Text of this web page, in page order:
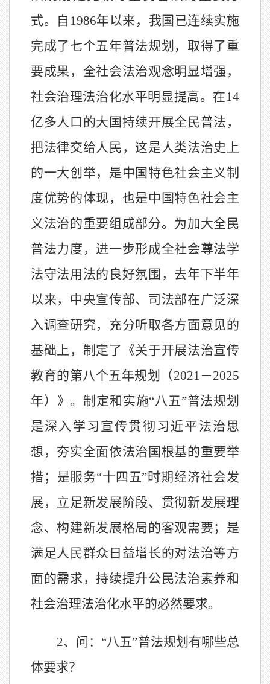
式。自 1986年以来，我国已连续实施
完成了七个五年普法规划，取得了重
要成果，全社会法治观念明显增强，
社会治理法治化水平明显提高。在14
亿多人口的大国持续开展全民普法，
把法律交给人民，这是人类法治史上
的一大创举，是中国特色社会主义制
度优势的体现，也是中国特色社会主
义法治的重要组成部分。为加大全民
普法力度，进一步形成全社会尊法学
法守法用法的良好氛围，去年下半年
以来，中央宣传部、司法部在广泛深
入调查研究，充分听取各方面意见的
基础上，制定了《关于开展法治宣传
教育的第八个五年规划（2021－2025
年）》。制定和实施“八五”普法规划
是深入学习宣传贯彻习近平法治思
想，夯实全面依法治国根基的重要举
措；是服务“十四五”时期经济社会发
展，立足新发展阶段、贯彻新发展理
念、构建新发展格局的客观需要；是
满足人民群众日益增长的对法治等方
面的需求，持续提升公民法治素养和
社会治理法治化水平的必然要求。
2、问：“八五”普法规划有哪些总
体要求？